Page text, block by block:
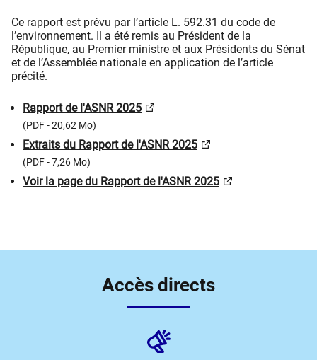
Ce rapport est prévu par l’article L. 592.31 du code de
l’environnement. Il a été remis au Président de la
République, au Premier ministre et aux Présidents du Sénat
et de l’Assemblée nationale en application de l’article
précité.
Rapport de l'ASNR 2025
(PDF - 20,62 Mo)
Extraits du Rapport de l'ASNR 2025
(PDF - 7,26 Mo)
Voir la page du Rapport de l'ASNR 2025
Accès directs